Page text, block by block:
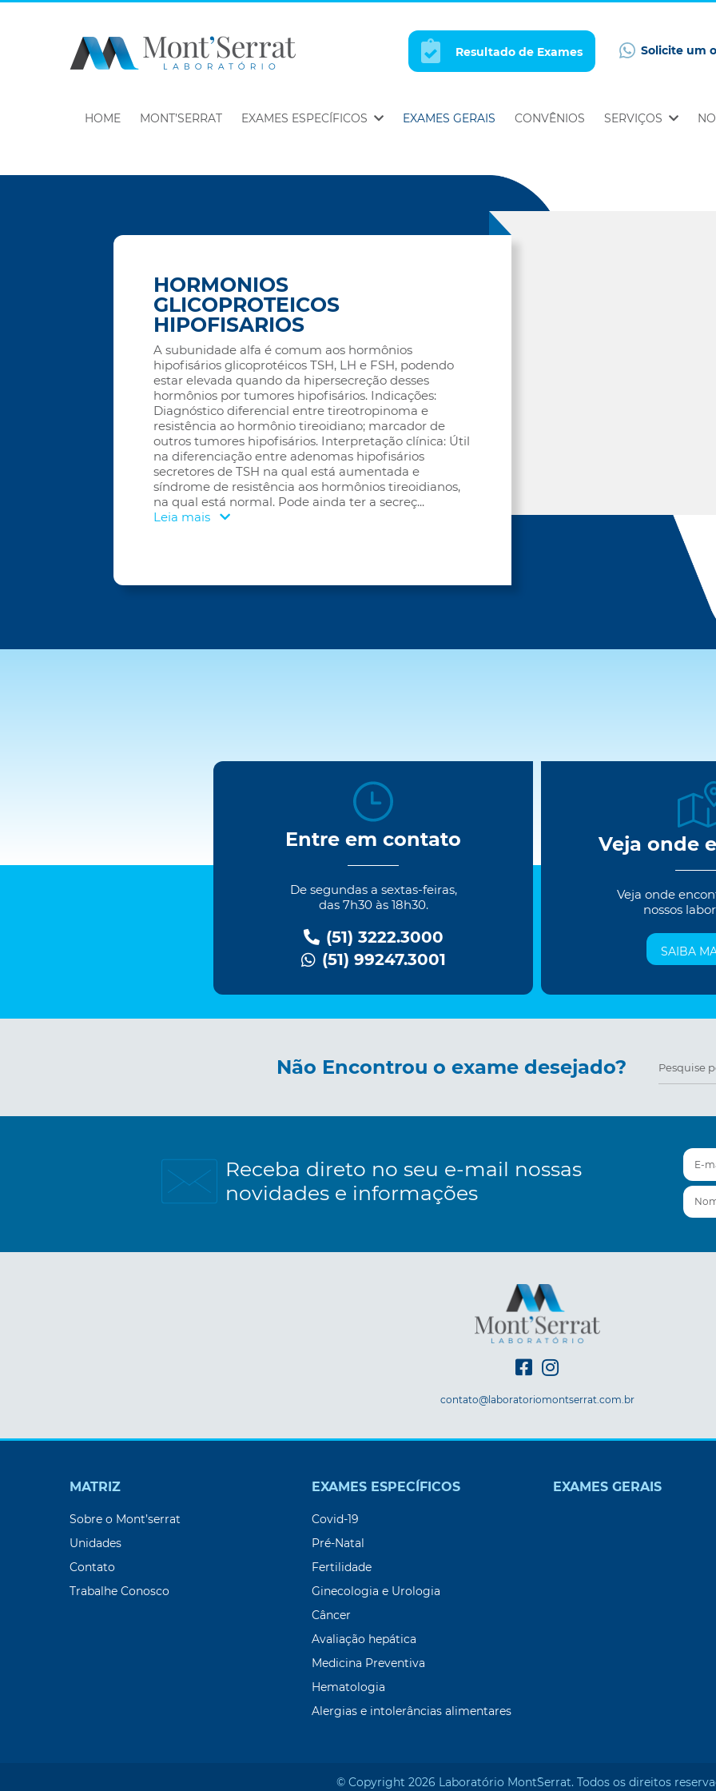
Resultado de Exames Solicite um
HOME MONT’SERRAT EXAMES ESPECÍFICOS EXAMES GERAIS CONVÊNIOS SERVIÇOS
HORMONIOS
GLICOPROTEICOS
HIPOFISARIOS
A subunidade alfa é comum aos hormônios
hipofisários glicoprotéicos TSH, LH e FSH, podendo
estar elevada quando da hipersecreção desses
hormônios por tumores hipofisários. Indicações:
Diagnóstico diferencial entre tireotropinoma e
resistência ao hormônio tireoidiano; marcador de
outros tumores hipofisários. Interpretação clínica: Útil
na diferenciação entre adenomas hipofisários
secretores de TSH na qual está aumentada e
síndrome de resistência aos hormônios tireoidianos,
na qual está normal. Pode ainda ter a secreç...
Leia mais
Entre em contato
De segundas a sextas-feiras,
das 7h30 às 18h30.
(51) 3222.3000
(51) 99247.3001
Veja onde
Veja onde
nossos
SAIBA
Não Encontrou o exame desejado?
Receba direto no seu e-mail nossas
novidades e informações
E-mail
Nome
contato@laboratoriomontserrat.com.br
MATRIZ
Sobre o Mont’serrat
Unidades
Contato
Trabalhe Conosco
EXAMES ESPECÍFICOS
Covid-19
Pré-Natal
Fertilidade
Ginecologia e Urologia
Câncer
Avaliação hepática
Medicina Preventiva
Hematologia
Alergias e intolerâncias alimentares
EXAMES GERAIS
© Copyright 2026 Laboratório Mont`Serrat. Todos os direitos